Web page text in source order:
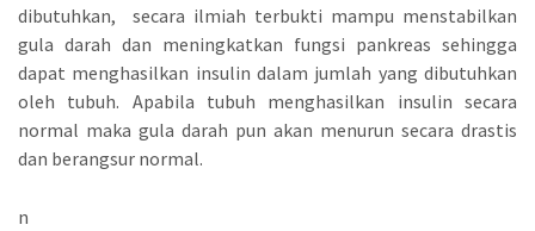
dibutuhkan, secara ilmiah terbukti mampu menstabilkan
gula darah dan meningkatkan fungsi pankreas sehingga
dapat menghasilkan insulin dalam jumlah yang dibutuhkan
oleh tubuh. Apabila tubuh menghasilkan insulin secara
normal maka gula darah pun akan menurun secara drastis
dan berangsur normal.
n